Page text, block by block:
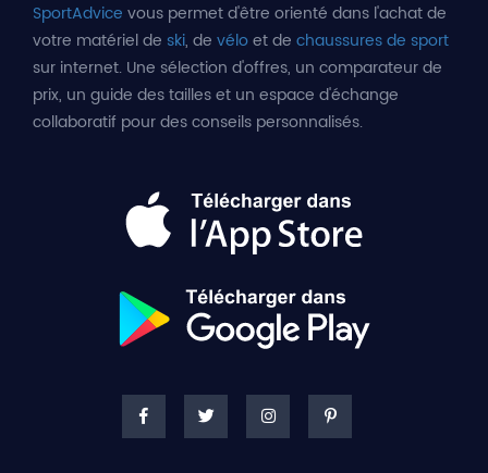
SportAdvice vous permet d'être orienté dans l'achat de
votre matériel de ski, de véloet de chaussures de sport
sur internet. Une sélection d'offres, un comparateur de
prix, un guide des tailles et un espace d'échange
collaboratif pour des conseils personnalisés.